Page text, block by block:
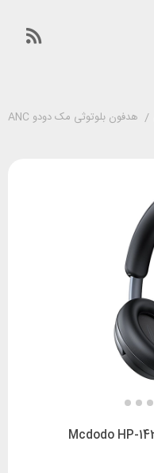
/ هدفون بلوتوثی مک دودو Mcdodo HP-1420 T02 ANC